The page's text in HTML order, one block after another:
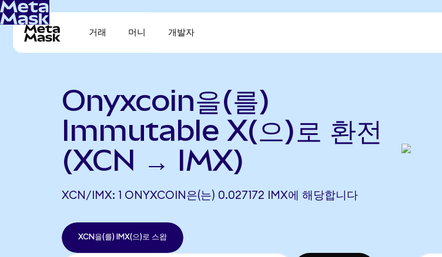
거래 머니 개발자
Onyxcoin을(를)
Immutable X(으)로 환전
(XCN → IMX)
XCN/IMX: 1 ONYXCOIN은(는) 0.027172 IMX에 해당합니다
XCN을(를) IMX(으)로 스왑